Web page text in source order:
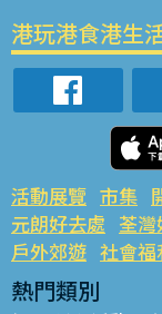
港玩港食港生
活動展覽 市集
元朗好去處 荃
戶外郊遊 社會福
熱門類別